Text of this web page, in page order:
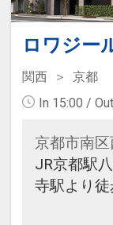
ロワジー
関西
京都
In 15:00 /
京都市南
JR京都駅
寺駅より